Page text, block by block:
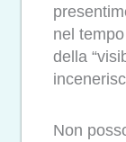
nel
della
Non